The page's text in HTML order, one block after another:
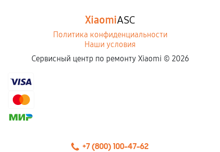
XiaomiASC
Политика конфиденциальности
Наши условия
Сервисный центр по ремонту Xiaomi © 2026
+7 (800) 100-47-62